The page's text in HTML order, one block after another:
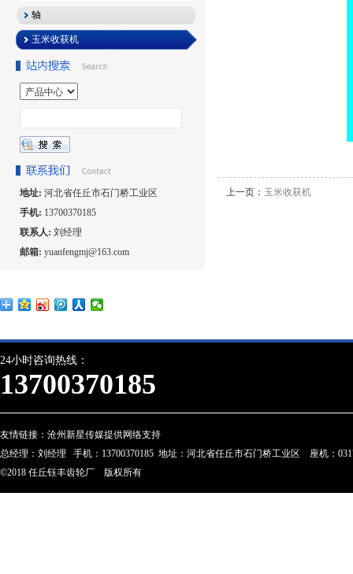
轴
玉米收获机
地址: 河北省任丘市石门桥工业区
手机: 13700370185
联系人: 刘经理
邮箱: yuanfengmj@163.com
上一页： 玉米收获机
24小时咨询热线：
13700370185
友情链接： 沧州新星传媒提供网络支持
总经理：刘经理 手机：13700370185 地址：河北省任丘市石门桥工业区 座机：
©2018 任丘钰丰齿轮厂 版权所有